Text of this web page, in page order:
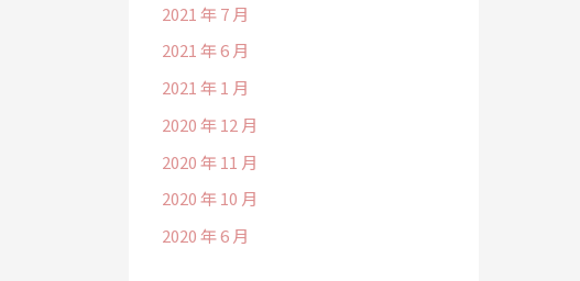
2021 年 7 月
2021 年 6 月
2021 年 1 月
2020 年 12 月
2020 年 11 月
2020 年 10 月
2020 年 6 月